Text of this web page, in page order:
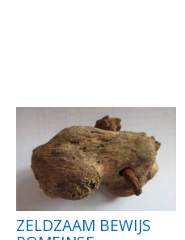
ZELDZAAM BEWIJS